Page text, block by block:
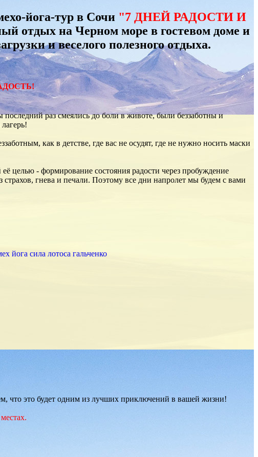
йога-тур в Сочи "7 ДНЕЙ РАДОСТИ И
отдых на Черном море в гостевом доме и
и веселого полезного отдыха.
раз смеялись до боли в животе, были беззаботны и
как в детстве, где вас не осудят, где не нужно носить маски
целью - формирование состояния радости через пробуждение
гнева и печали. Поэтому все дни напролет мы будем с вами
что это будет одним из лучших приключений в вашей жизни!